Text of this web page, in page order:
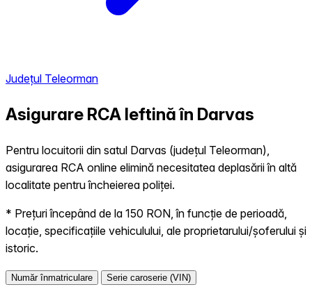
Județul Teleorman
Asigurare RCA Ieftină în Darvas
Pentru locuitorii din satul Darvas (județul Teleorman),
asigurarea RCA online elimină necesitatea deplasării în altă
localitate pentru încheierea poliței.
* Prețuri începând de la 150 RON, în funcție de perioadă,
locație, specificațiile vehiculului, ale proprietarului/șoferului și
istoric.
Număr înmatriculare Serie caroserie (VIN)